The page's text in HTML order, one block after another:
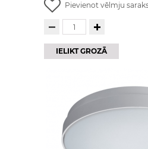
Pievienot vēlmju
IELIKT GROZĀ